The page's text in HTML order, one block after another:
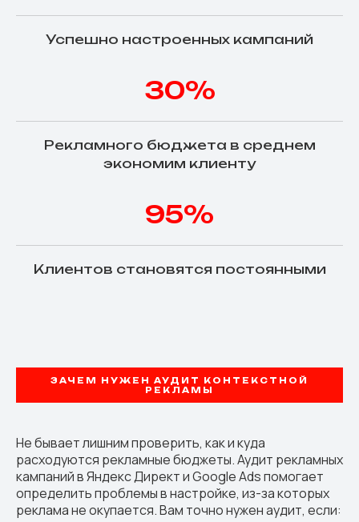
Успешно настроенных кампаний
30%
Рекламного бюджета в среднем
экономим клиенту
95%
Клиентов становятся постоянными
ЗАЧЕМ НУЖЕН АУДИТ КОНТЕКСТНОЙ
РЕКЛАМЫ
Не бывает лишним проверить, как и куда
расходуются рекламные бюджеты. Аудит рекламных
кампаний в Яндекс Директ и Google Ads помогает
определить проблемы в настройке, из-за которых
реклама не окупается. Вам точно нужен аудит, если: